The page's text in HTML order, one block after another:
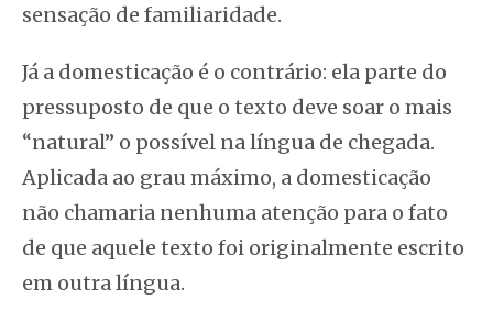
sensação de familiaridade.
Já a domesticação é o contrário: ela parte do
pressuposto de que o texto deve soar o mais
“natural” o possível na língua de chegada.
Aplicada ao grau máximo, a domesticação
não chamaria nenhuma atenção para o fato
de que aquele texto foi originalmente escrito
em outra língua.